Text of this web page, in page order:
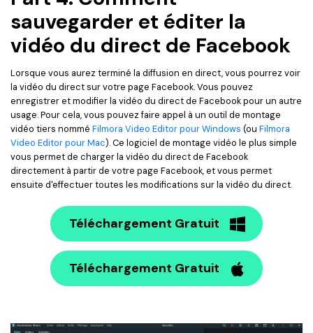
sauvegarder et éditer la
vidéo du direct de Facebook
Lorsque vous aurez terminé la diffusion en direct, vous pourrez voir
la vidéo du direct sur votre page Facebook. Vous pouvez
enregistrer et modifier la vidéo du direct de Facebook pour un autre
usage. Pour cela, vous pouvez faire appel à un outil de montage
vidéo tiers nommé Filmora Video Editor pour Windows (ou Filmora
Video Editor pour Mac). Ce logiciel de montage vidéo le plus simple
vous permet de charger la vidéo du direct de Facebook
directement à partir de votre page Facebook, et vous permet
ensuite d'effectuer toutes les modifications sur la vidéo du direct.
Téléchargement Gratuit
Téléchargement Gratuit